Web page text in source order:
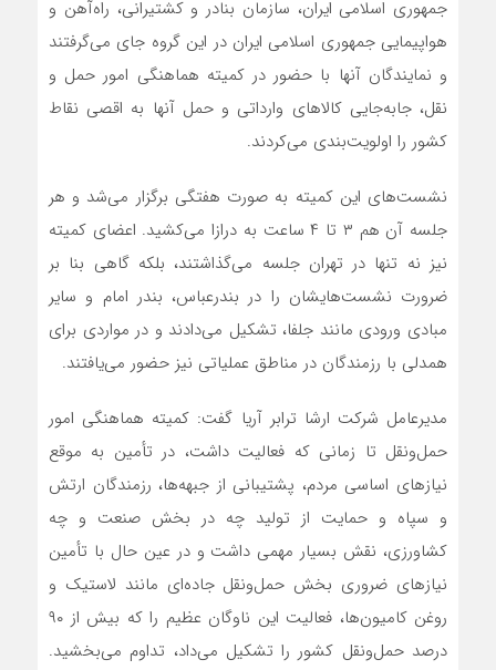
جمهوری اسلامی ایران، سازمان بنادر و کشتیرانی، راه‌آهن و
هواپیمایی جمهوری اسلامی ایران در این گروه جای می‌گرفتند
و نمایندگان آنها با حضور در کمیته هماهنگی امور حمل و
نقل، جابه‌جایی کالاهای وارداتی و حمل آنها به اقصی نقاط
کشور را اولویت‌بندی می‌کردند.
نشست‌های این کمیته به صورت هفتگی برگزار می‌شد و هر
جلسه آن هم ۳ تا ۴ ساعت به درازا می‌کشید. اعضای کمیته
نیز نه تنها در تهران جلسه می‌گذاشتند، بلکه گاهی بنا بر
ضرورت نشست‌هایشان را در بندرعباس، بندر امام و سایر
مبادی ورودی ‌مانند جلفا، تشکیل می‌دادند و در مواردی برای
همدلی با رزمندگان در مناطق عملیاتی نیز حضور می‌یافتند.
مدیرعامل شرکت ارشا ترابر آریا گفت: کمیته هماهنگی امور
حمل‌ونقل تا زمانی که فعالیت داشت، در تأمین به موقع
نیازهای اساسی مردم، پشتیبانی از جبهه‌ها، رزمندگان ارتش
و سپاه و حمایت از تولید چه در بخش صنعت و چه
کشاورزی، نقش بسیار مهمی داشت و در عین حال با تأمین
نیازهای ضروری بخش حمل‌ونقل جاده‌ای مانند لاستیک و
روغن کامیون‌ها، فعالیت این ناوگان عظیم را که بیش از ۹۰
درصد حمل‌ونقل کشور را تشکیل می‌داد، تداوم می‌بخشید.